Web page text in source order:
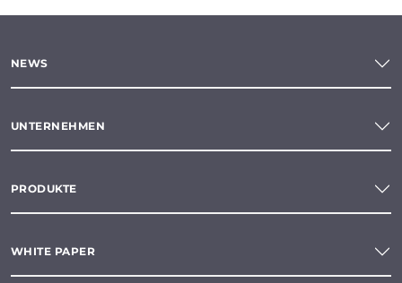
NEWS
UNTERNEHMEN
PRODUKTE
WHITE PAPER